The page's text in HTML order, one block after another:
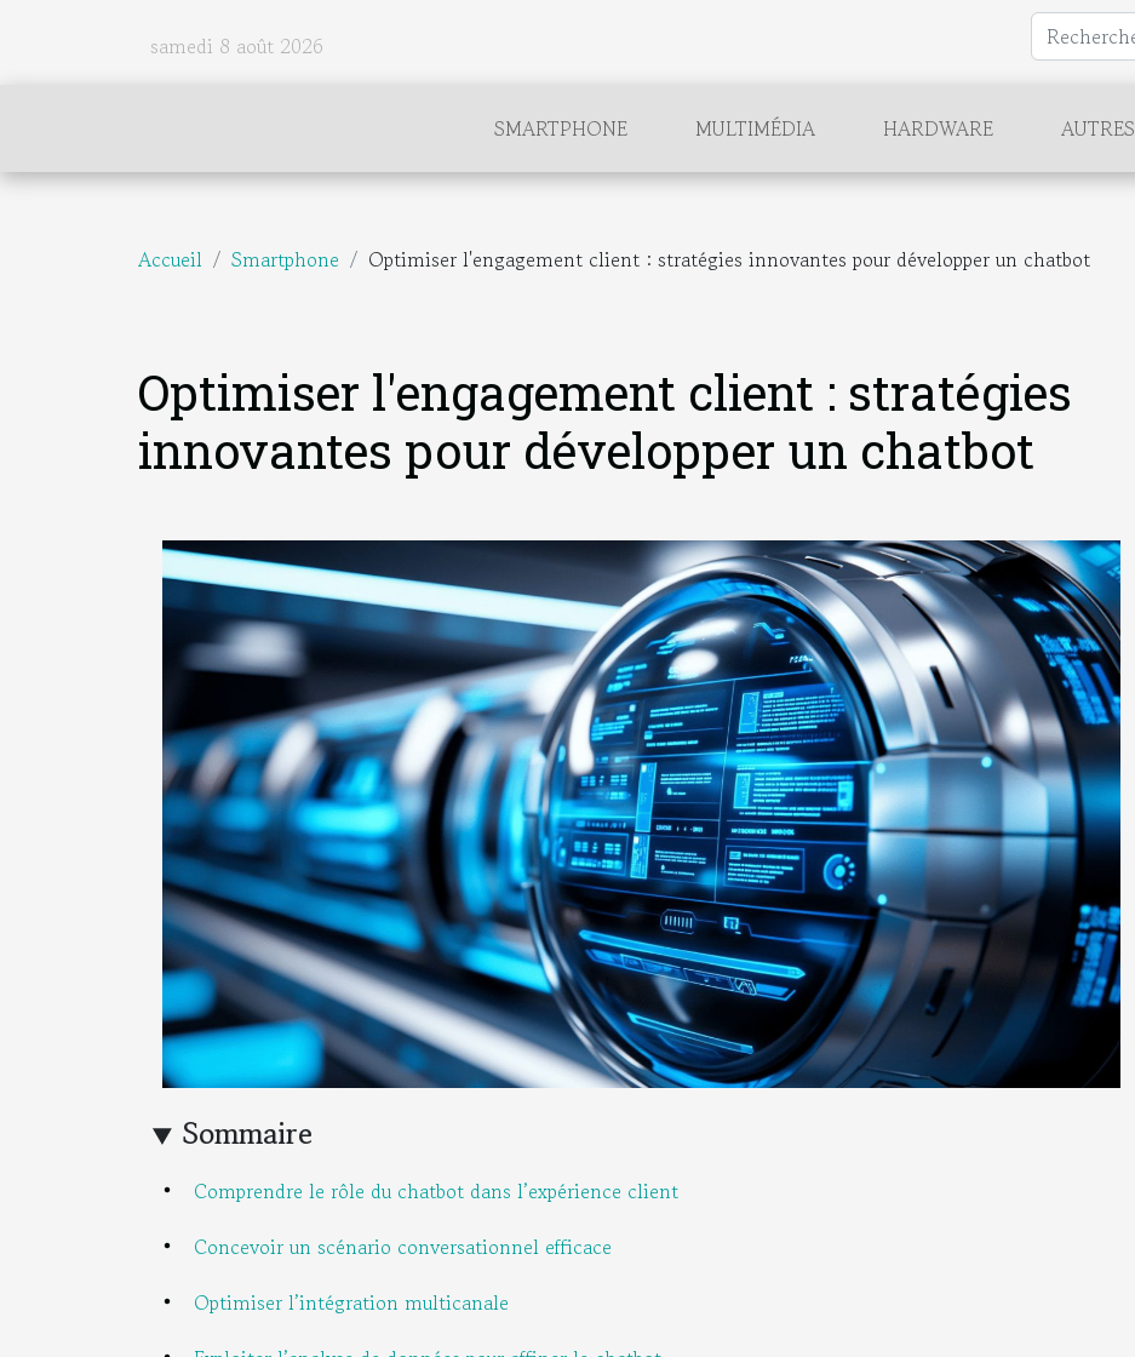
samedi 8 août 2026
SMARTPHONE MULTIMÉDIA HARDWARE AUTRES
Accueil Smartphone Optimiser l'engagement client : stratégies innovantes pour développer un chatbot
Optimiser l'engagement client : stratégies
innovantes pour développer un chatbot
Sommaire
Comprendre le rôle du chatbot dans l’expérience client
Concevoir un scénario conversationnel efficace
Optimiser l’intégration multicanale